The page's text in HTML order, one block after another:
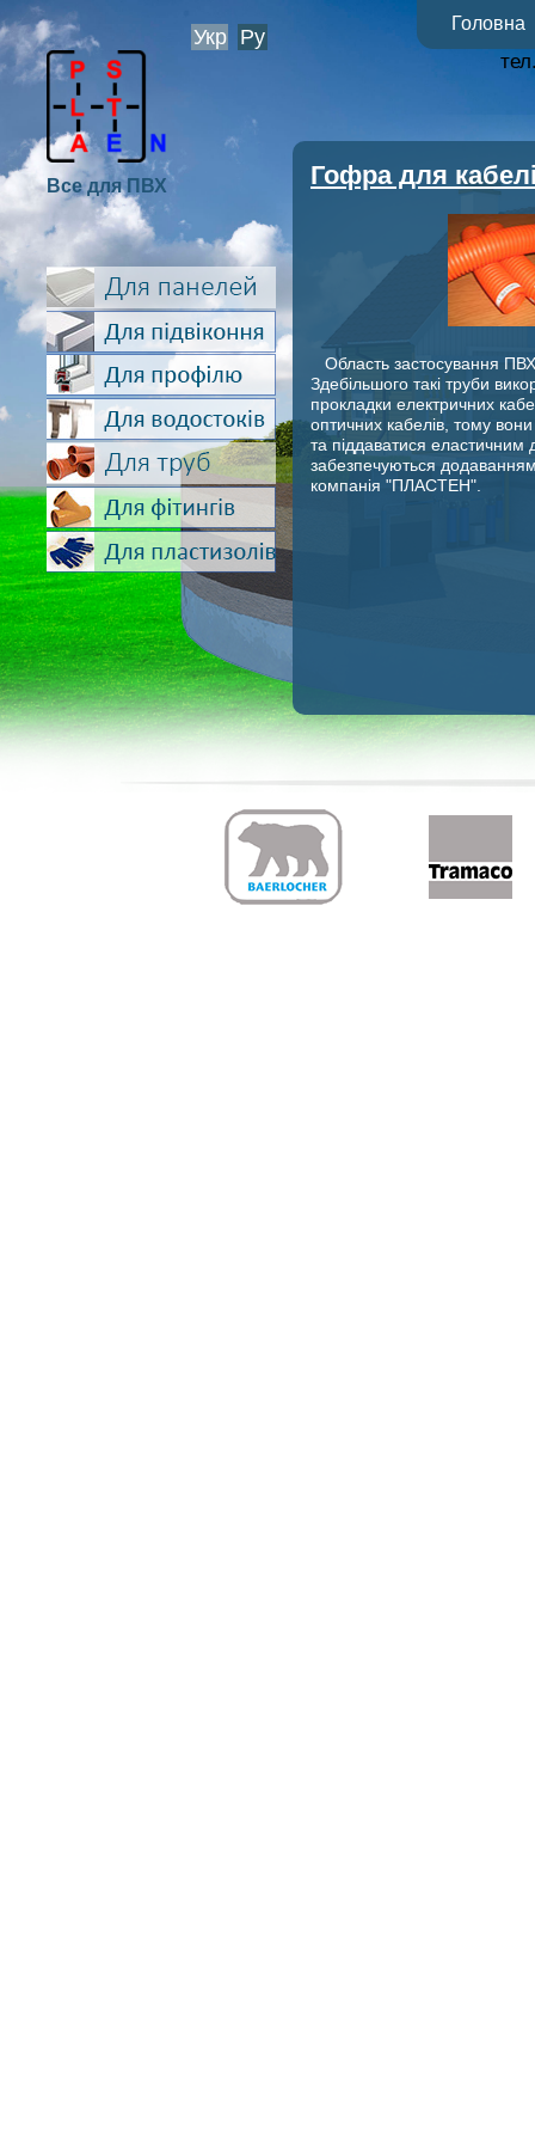
Все для ПВХ
Укр Ру
Головна
Гофра для
Область застосування
Здебільшого такі труби
прокладки електричних
оптичних кабелів, тому
та піддаватися еластичним
забезпечуються
компанія "ПЛАСТЕН".